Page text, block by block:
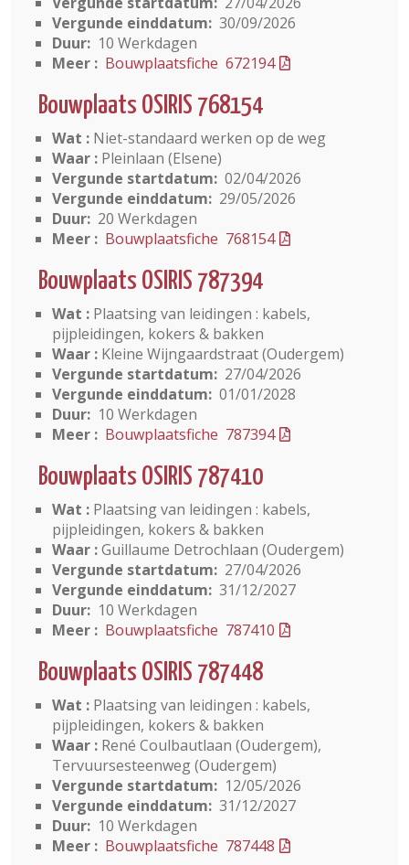
Vergunde einddatum: 30/09/2026
Duur: 10 Werkdagen
Meer : Bouwplaatsfiche 672194
Bouwplaats OSIRIS 768154
Wat : Niet-standaard werken op de weg
Waar : Pleinlaan (Elsene)
Vergunde startdatum: 02/04/2026
Vergunde einddatum: 29/05/2026
Duur: 20 Werkdagen
Meer : Bouwplaatsfiche 768154
Bouwplaats OSIRIS 787394
Wat : Plaatsing van leidingen : kabels,
pijpleidingen, kokers & bakken
Waar : Kleine Wijngaardstraat (Oudergem)
Vergunde startdatum: 27/04/2026
Vergunde einddatum: 01/01/2028
Duur: 10 Werkdagen
Meer : Bouwplaatsfiche 787394
Bouwplaats OSIRIS 787410
Wat : Plaatsing van leidingen : kabels,
pijpleidingen, kokers & bakken
Waar :Guillaume Detrochlaan (Oudergem)
Vergunde startdatum: 27/04/2026
Vergunde einddatum: 31/12/2027
Duur: 10 Werkdagen
Meer : Bouwplaatsfiche 787410
Bouwplaats OSIRIS 787448
Wat : Plaatsing van leidingen : kabels,
pijpleidingen, kokers & bakken
Waar : René Coulbautlaan (Oudergem),
Tervuursesteenweg (Oudergem)
Vergunde startdatum: 12/05/2026
Vergunde einddatum: 31/12/2027
Duur: 10 Werkdagen
Meer : Bouwplaatsfiche 787448